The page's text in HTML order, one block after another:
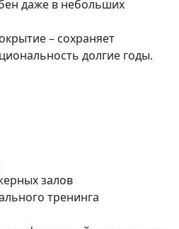
даже в небольших
– сохраняет
долгие годы.
залов
тренинга